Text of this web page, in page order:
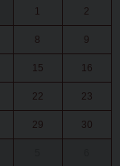
1 2
8 9
15 16
22 23
29 30